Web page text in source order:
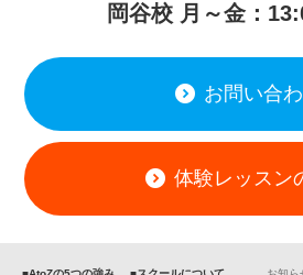
岡谷校 月～金：
お問い合
体験レッスン